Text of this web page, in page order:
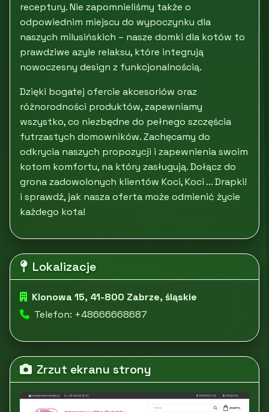
receptury. Nie zapomnieliśmy także o
odpowiednim miejscu do wypoczynku dla
naszych milusińskich – nasze domki dla kotów to
prawdziwe azyle relaksu, które integrują
nowoczesny design z funkcjonalnością.
Dzięki bogatej ofercie akcesoriów oraz
różnorodności produktów, zapewniamy
wszystko, co niezbędne do pełnego szczęścia
futrzastych domowników. Zachęcamy do
odkrycia naszych propozycji i zapewnienia swoim
kotom komfortu, na który zasługują. Dołącz do
grona zadowolonych klientów Koci, Koci ... Drapki!
i sprawdź, jak nasza oferta może odmienić życie
każdego kota!
Lokalizacje
Klonowa 15, 41-800 Zabrze, śląskie
Telefon: +48666668687
Zrzut ekranu strony